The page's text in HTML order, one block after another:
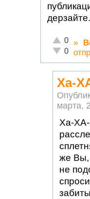
дерзайте.
Отлично!
0
0
»
Ха-
марта,
Ха-ХА-
же Вы,
не